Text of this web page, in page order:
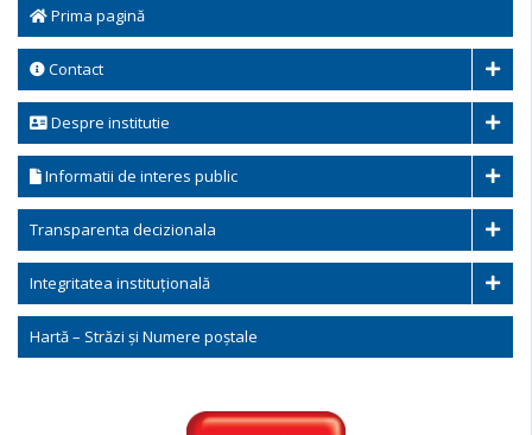
Prima pagină
Contact
Despre institutie
Informatii de interes public
Transparenta decizionala
Integritatea instituțională
Hartă – Străzi și Numere poștale